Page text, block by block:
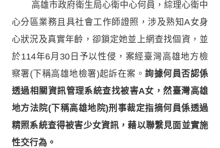
高雄市政府衛生局心衛中心何員，綜理心衛中
心分區業務且具社會工作師證照，涉及熟知A女身
心狀況及真實年齡，卻鎖定她並上網查找個資，並
於114年6月30日予以性侵，案經臺灣高雄地方檢
察署(下稱高雄地檢署)起訴在案。詢據何員否認係
透過相關資訊管理系統查找被害A女，然臺灣高雄
地方法院(下稱高雄地院)刑事裁定指摘何員係透過
精照系統查得被害少女資訊，藉以聯繫見面並實施
性交行為。